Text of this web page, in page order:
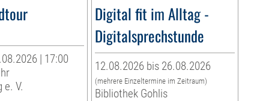
| 17:00
e. V.
Digital fit im Alltag -
Digitalsprechstunde
12.08.2026 bis 26.08.2026
(mehrere Einzeltermine im Zeitraum)
Bibliothek Gohlis